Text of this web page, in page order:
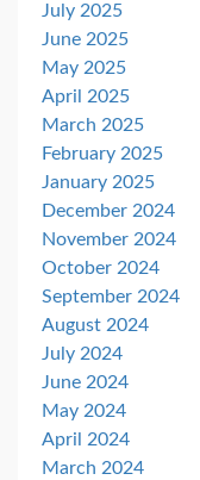
July 2025
June 2025
May 2025
April 2025
March 2025
February 2025
January 2025
December 2024
November 2024
October 2024
September 2024
August 2024
July 2024
June 2024
May 2024
April 2024
March 2024